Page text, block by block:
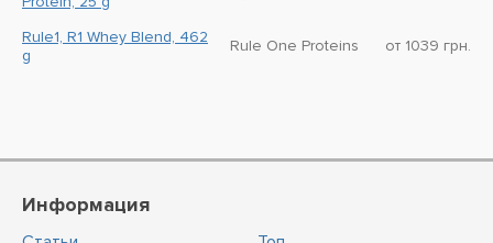
Rule1, R1 Whey Blend, 462
g
Rule One Proteins от 1039 грн.
Информация